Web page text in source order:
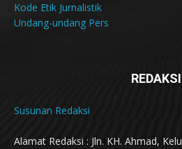
Kode Etik Jurnalistik
Undang-undang Pers
REDAKSI
Susunan Redaksi
Alamat Redaksi : Jln. KH. Ahmad,